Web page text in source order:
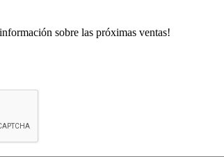
sobre las próximas ventas!